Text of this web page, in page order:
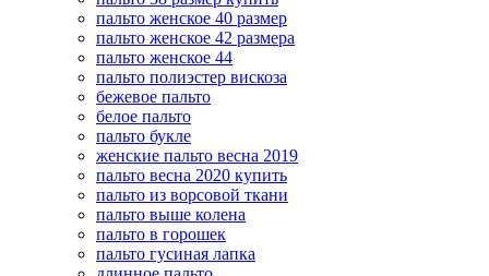
пальто женское 40 размер
пальто женское 42 размера
пальто женское 44
пальто полиэстер вискоза
бежевое пальто
белое пальто
пальто букле
женские пальто весна 2019
пальто весна 2020 купить
пальто из ворсовой ткани
пальто выше колена
пальто в горошек
пальто гусиная лапка